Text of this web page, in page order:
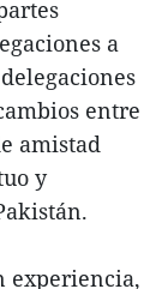
a
entre
amistad
y
experiencia,